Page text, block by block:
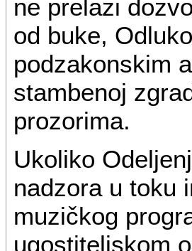
ne prelazi
od buke,
podzakonskim
stambenoj
prozorima.
Ukoliko
nadzora u toku
muzičkog
ugostiteljskom